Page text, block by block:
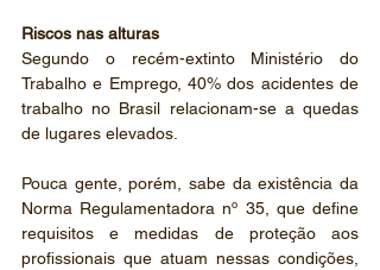
Riscos nas alturas
Segundo o recém-extinto Ministério do
Trabalho e Emprego, 40% dos acidentes de
trabalho no Brasil relacionam-se a quedas
de lugares elevados.
Pouca gente, porém, sabe da existência da
Norma Regulamentadora nº 35, que define
requisitos e medidas de proteção aos
profissionais que atuam nessas condições,